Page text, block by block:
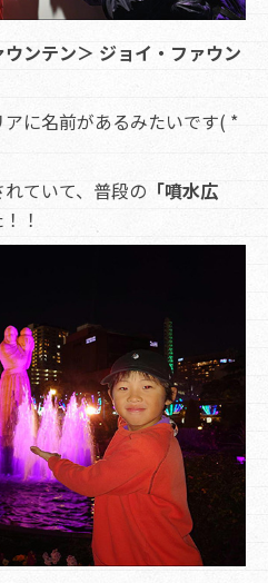
ンテン＞ ジョイ・ファウン
に名前があるみたいです( *
ていて、普段の 「噴水広
！